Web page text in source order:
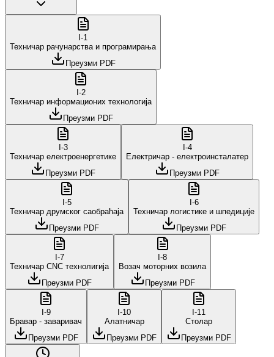
-1
Техничар рачунарства и програмирања
Преузми PDF
-2
Техничар информационих технологија
Преузми PDF
-3
Техничар електроенергетике
Преузми PDF
-4
Електричар - електроинсталатер
Преузми PDF
-5
Техничар друмског саобраћаја
Преузми PDF
-6
Техничар логистике и шпедиције
Преузми PDF
-7
Техничар CNC технолигија
Преузми PDF
-8
Возач моторних возила
Преузми PDF
-9
Бравар - заваривач
Преузми PDF
-10
Алатничар
Преузми PDF
-11
Столар
Преузми PDF